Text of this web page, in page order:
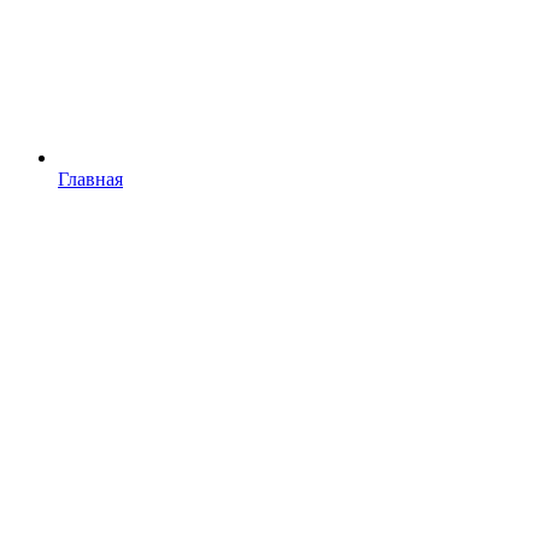
Главная